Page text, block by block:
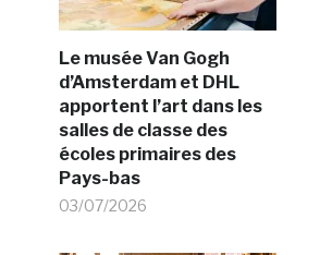
Le musée Van Gogh
d’Amsterdam et DHL
apportent l’art dans les
salles de classe des
écoles primaires des
Pays-bas
03/07/2026